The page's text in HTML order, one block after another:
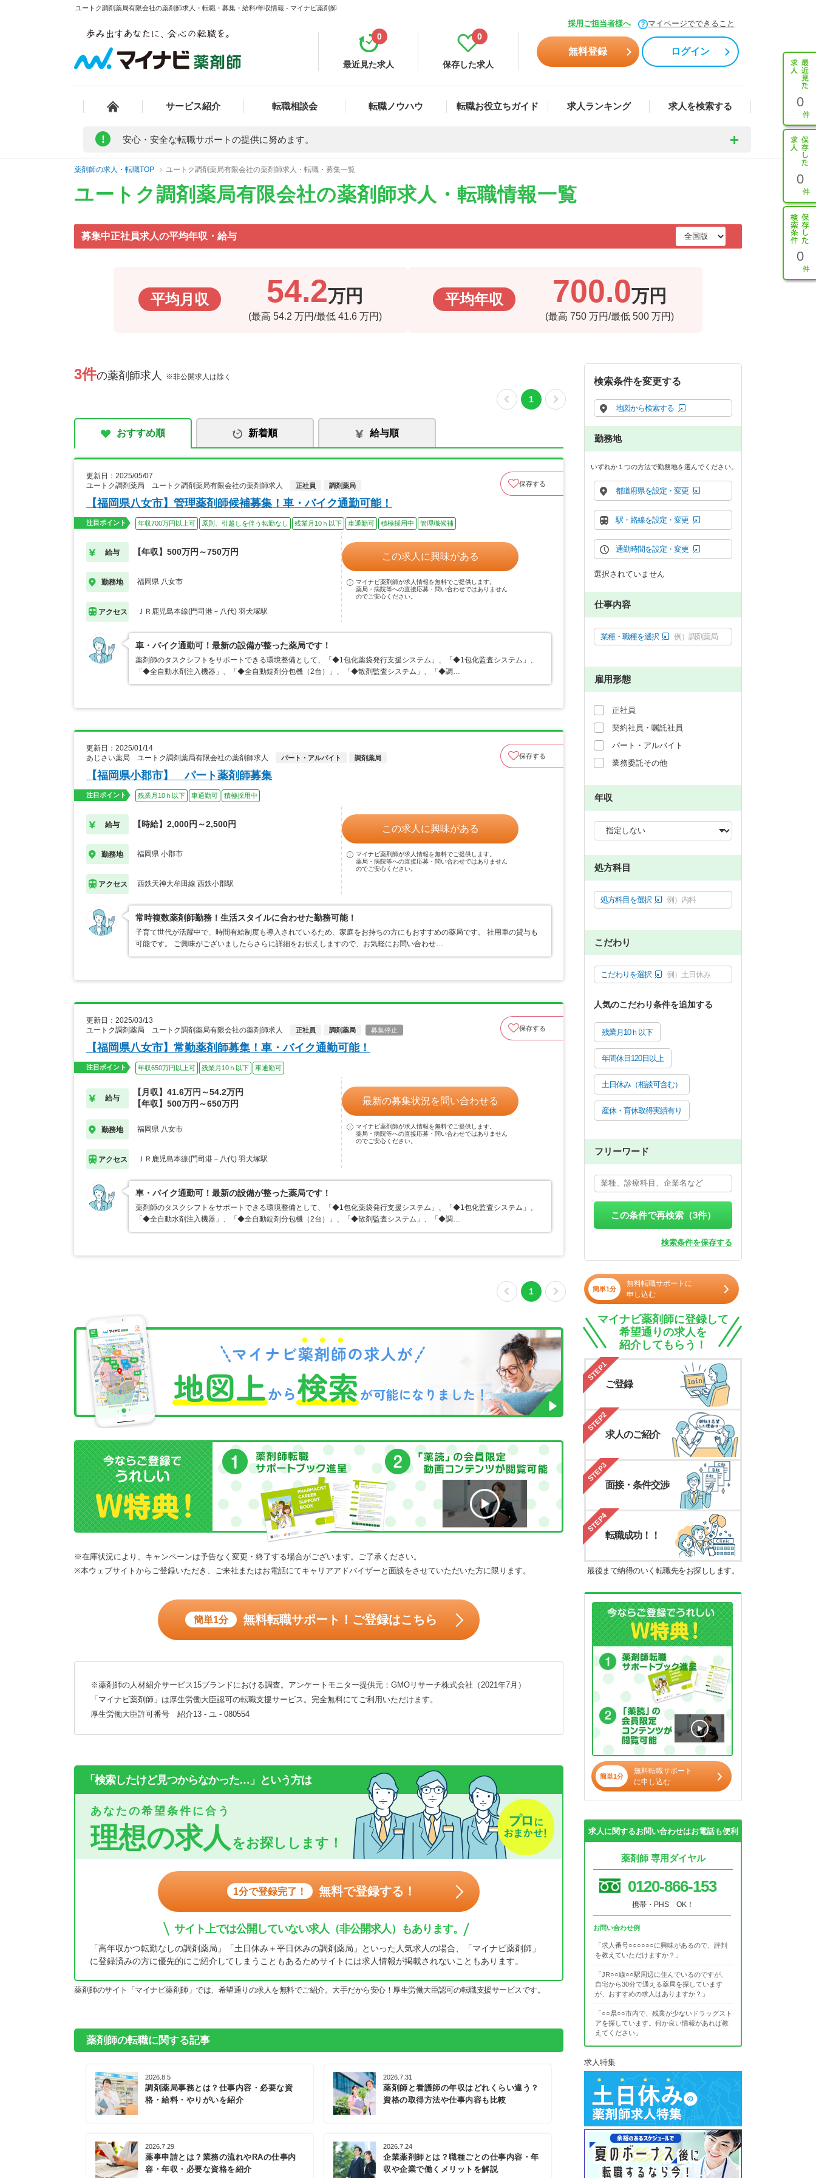
ユートク調剤薬局有限会社の薬剤師求人・転職・募集・給料/年収情報 - マイナビ薬剤師
採用ご担当者様へ マイページでできること
最近見た求人
0
保存した求人
0
無料登録 ログイン
サービス紹介 転職相談会 転職ノウハウ 転職お役立ちガイド 求人ランキング 求人を検索する 0
0
0
! 安心・安全な転職サポートの提供に努めます。
薬剤師の求人・転職TOP ユートク調剤薬局有限会社の薬剤師求人・転職・募集一覧
ユートク調剤薬局有限会社の薬剤師求人・転職情報一覧
募集中正社員求人の平均年収・給与
平均月収 54.2万円
(最高 54.2 万円/最低 41.6 万円)
平均年収 700.0万円
(最高 750 万円/最低 500 万円)
3件の薬剤師求人 ※非公開求人は除く
1
おすすめ順 新着順 給与順
更新日：2025/05/07
ユートク調剤薬局 ユートク調剤薬局有限会社の薬剤師求人
正社員 調剤薬局 保存する
【福岡県八女市】管理薬剤師候補募集！車・バイク通勤可能！
注目ポイント 年収700万円以上可 原則、引越しを伴う転勤なし 残業月10ｈ以下 車通勤可 積極採用中 管理職候補
給与 【年収】500万円～750万円
勤務地 福岡県 八女市
アクセス ＪＲ鹿児島本線(門司港－八代) 羽犬塚駅
この求人に興味がある
マイナビ薬剤師が求人情報を無料でご提供します。
薬局・病院等への直接応募・問い合わせではありません
のでご安心ください。
車・バイク通勤可！最新の設備が整った薬局です！
薬剤師のタスクシフトをサポートできる環境整備として、「◆1包化薬袋発行支援システム」、「◆1包化監査システム」、
「◆全自動水剤注入機器」、「◆全自動錠剤分包機（2台）」、「◆散剤監査システム」、「◆調…
更新日：2025/01/14
あじさい薬局 ユートク調剤薬局有限会社の薬剤師求人
パート・アルバイト 調剤薬局 保存する
【福岡県小郡市】 パート薬剤師募集
注目ポイント 残業月10ｈ以下 車通勤可 積極採用中
給与 【時給】2,000円～2,500円
勤務地 福岡県 小郡市
アクセス 西鉄天神大牟田線 西鉄小郡駅
この求人に興味がある
マイナビ薬剤師が求人情報を無料でご提供します。
薬局・病院等への直接応募・問い合わせではありません
のでご安心ください。
常時複数薬剤師勤務！生活スタイルに合わせた勤務可能！
子育て世代が活躍中で、時間有給制度も導入されているため、家庭をお持ちの方にもおすすめの薬局です。 社用車の貸与も
可能です。 ご興味がございましたらさらに詳細をお伝えしますので、お気軽にお問い合わせ…
更新日：2025/03/13
ユートク調剤薬局 ユートク調剤薬局有限会社の薬剤師求人
正社員 調剤薬局 募集停止 保存する
【福岡県八女市】常勤薬剤師募集！車・バイク通勤可能！
注目ポイント 年収650万円以上可 残業月10ｈ以下 車通勤可
給与
【月収】41.6万円～54.2万円
【年収】500万円～650万円
勤務地 福岡県 八女市
アクセス ＪＲ鹿児島本線(門司港－八代) 羽犬塚駅
最新の募集状況を問い合わせる
マイナビ薬剤師が求人情報を無料でご提供します。
薬局・病院等への直接応募・問い合わせではありません
のでご安心ください。
車・バイク通勤可！最新の設備が整った薬局です！
薬剤師のタスクシフトをサポートできる環境整備として、「◆1包化薬袋発行支援システム」、「◆1包化監査システム」、
「◆全自動水剤注入機器」、「◆全自動錠剤分包機（2台）」、「◆散剤監査システム」、「◆調…
1
※在庫状況により、キャンペーンは予告なく変更・終了する場合がございます。ご了承ください。
※本ウェブサイトからご登録いただき、ご来社またはお電話にてキャリアアドバイザーと面談をさせていただいた方に限ります。
簡単1分 無料転職サポート！ご登録はこちら
※薬剤師の人材紹介サービス15ブランドにおける調査。アンケートモニター提供元：GMOリサーチ株式会社（2021年7月）
「マイナビ薬剤師」は厚生労働大臣認可の転職支援サービス。完全無料にてご利用いただけます。
厚生労働大臣許可番号 紹介13 - ユ - 080554
「検索したけど見つからなかった…」という方は
あなたの希望条件に合う
理想の求人をお探しします！
1分で登録完了！ 無料で登録する！
サイト上では公開していない求人（非公開求人）もあります。
「高年収かつ転勤なしの調剤薬局」「土日休み＋平日休みの調剤薬局」といった人気求人の場合、「マイナビ薬剤師」
に登録済みの方に優先的にご紹介してしまうこともあるためサイトには求人情報が掲載されないこともあります。
薬剤師のサイト「マイナビ薬剤師」では、希望通りの求人を無料でご紹介。大手だから安心！厚生労働大臣認可の転職支援サービスです。
薬剤師の転職に関する記事
2026.8.5
調剤薬局事務とは？仕事内容・必要な資
格・給料・やりがいを紹介
2026.7.31
薬剤師と看護師の年収はどれくらい違う？
資格の取得方法や仕事内容も比較
2026.7.29
薬事申請とは？業務の流れやRAの仕事内
容・年収・必要な資格を紹介
2026.7.24
企業薬剤師とは？職種ごとの仕事内容・年
収や企業で働くメリットを解説
検索条件を変更する
地図から検索する
勤務地
いずれか１つの方法で勤務地を選んでください。
都道府県を設定・変更
駅・路線を設定・変更
通勤時間を設定・変更
選択されていません
仕事内容
業種・職種を選択 例）調剤薬局
雇用形態
正社員
契約社員・嘱託社員
パート・アルバイト
業務委託その他
年収
処方科目
処方科目を選択 例）内科
こだわり
こだわりを選択 例）土日休み
人気のこだわり条件を追加する
残業月10ｈ以下
年間休日120日以上
土日休み（相談可含む）
産休・育休取得実績有り
フリーワード
この条件で再検索（3件）
検索条件を保存する
簡単1分
無料転職サポートに
申し込む
マイナビ薬剤師に登録して
希望通りの求人を
紹介してもらう！
STEP1
ご登録
STEP2
求人のご紹介
STEP3
面接・条件交渉
STEP4
転職成功！！
最後まで納得のいく転職先をお探しします。
簡単1分
無料転職サポート
に申し込む
求人に関するお問い合わせはお電話も便利
薬剤師 専用ダイヤル
0120-866-153
携帯・PHS OK！
お問い合わせ例
「求人番号○○○○○○に興味があるので、評判
を教えていただけますか？」
「JR○○線○○駅周辺に住んでいるのですが、
自宅から30分で通える薬局を探しています
が、おすすめの求人はありますか？」
「○○県○○市内で、残業が少ないドラッグスト
アを探しています。何か良い情報があれば教
えてください」
求人特集